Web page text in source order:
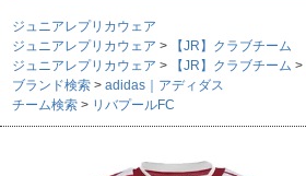
ジュニアレプリカウェア
ジュニアレプリカウェア
【JR】クラブチーム
ジュニアレプリカウェア
【JR】クラブチーム
ブランド検索
adidas｜アディダス
チーム検索
リバプールFC